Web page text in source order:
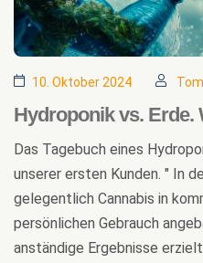
10. Oktober 2024
Hydroponik vs. Erde.
Das Tagebuch eines
unserer ersten Kunden. " In
gelegentlich Cannabis in
persönlichen Gebrauch
anständige Ergebnisse